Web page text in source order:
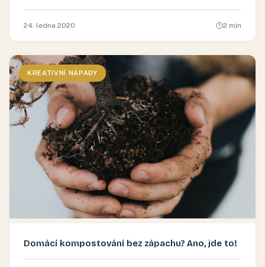
24. ledna 2020 2 min
KREATIVNÍ NÁPADY
Domácí kompostování bez zápachu? Ano, jde to!